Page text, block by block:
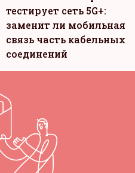
тестирует сеть 5G+:
заменит ли мобильная
связь часть кабельных
соединений